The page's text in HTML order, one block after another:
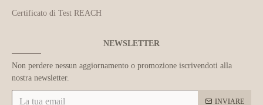
Certificato di Test REACH
NEWSLETTER
Non perdere nessun aggiornamento o promozione iscrivendoti alla
nostra newsletter.
INVIARE